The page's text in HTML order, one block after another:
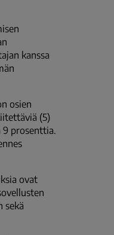
kanssa
osien
(5)
9 prosenttia.
ovat
sekä